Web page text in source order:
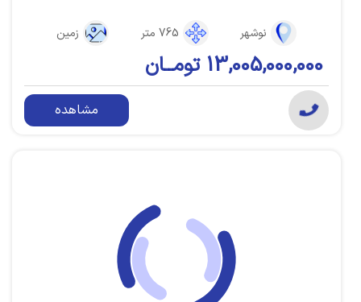
نوشهر 765 متر زمین
13,005,000,000 تومــان
مشاهده